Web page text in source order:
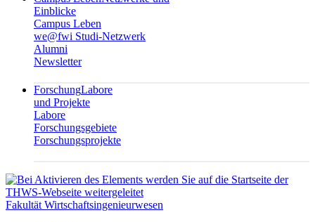
Einblicke
Campus Leben
we@fwi Studi-Netzwerk
Alumni
Newsletter
ForschungLabore
und Projekte
Labore
Forschungsgebiete
Forschungsprojekte
Fakultät Wirtschaftsingenieurwesen